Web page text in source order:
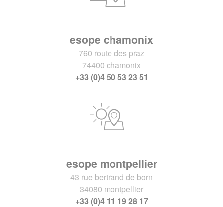
esope chamonix
760 route des praz
74400 chamonix
+33 (0)4 50 53 23 51
esope montpellier
43 rue bertrand de born
34080 montpellier
+33 (0)4 11 19 28 17